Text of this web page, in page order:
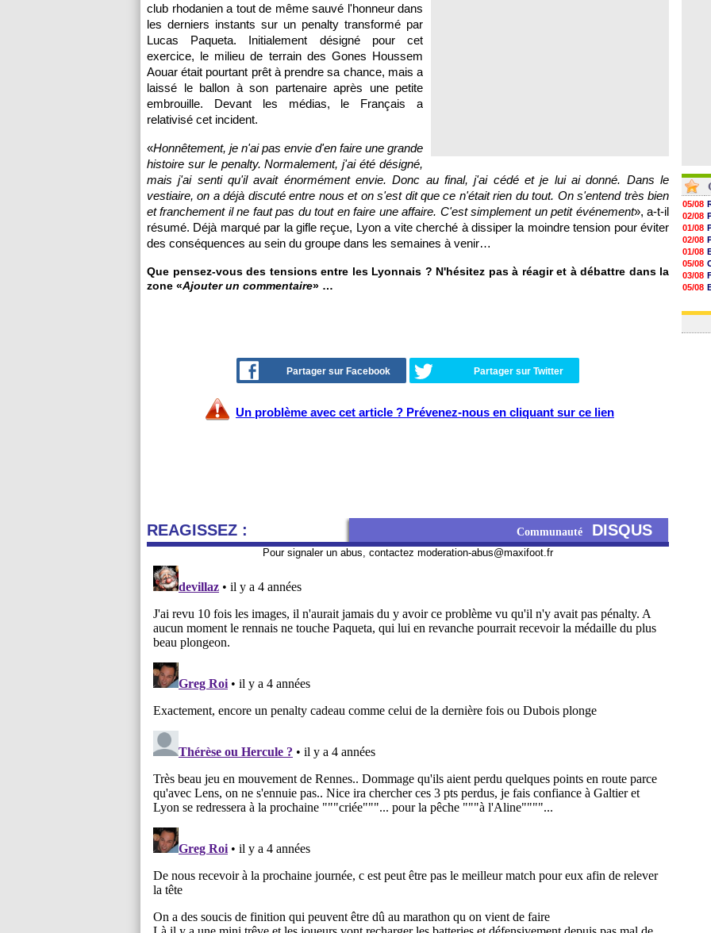
club rhodanien a tout de même sauvé l'honneur dans
les derniers instants sur un penalty transformé par
Lucas Paqueta. Initialement désigné pour cet
exercice, le milieu de terrain des Gones Houssem
Aouar était pourtant prêt à prendre sa chance, mais a
laissé le ballon à son partenaire après une petite
embrouille. Devant les médias, le Français a
relativisé cet incident.
«Honnêtement, je n'ai pas envie d'en faire une grande
histoire sur le penalty. Normalement, j'ai été désigné,
mais j'ai senti qu'il avait énormément envie. Donc au final, j'ai cédé et je lui ai donné. Dans le
vestiaire, on a déjà discuté entre nous et on s'est dit que ce n'était rien du tout. On s'entend très bien
et franchement il ne faut pas du tout en faire une affaire. C'est simplement un petit événement», a-t-il
résumé. Déjà marqué par la gifle reçue, Lyon a vite cherché à dissiper la moindre tension pour éviter
des conséquences au sein du groupe dans les semaines à venir…
Que pensez-vous des tensions entre les Lyonnais ? N'hésitez pas à réagir et à débattre dans la
zone «Ajouter un commentaire» …
Partager sur Facebook Partager sur Twitter
Un problème avec cet article ? Prévenez-nous en cliquant sur ce lien
REAGISSEZ : Communauté DISQUS
Pour signaler un abus, contactez moderation-abus@maxifoot.fr
05/08
02/08
01/08
02/08
01/08
05/08
03/08
05/08
03/08